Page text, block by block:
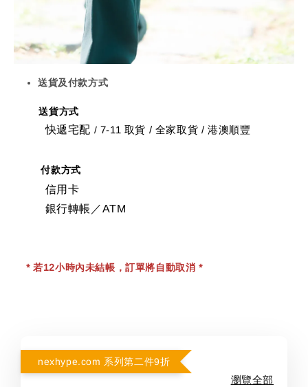
送貨及付款方式
送貨方式
快遞宅配 / 7-11 取貨 / 全家取貨 / 港澳順豐
付款方式
信用卡
銀行轉帳／ATM
* 若12小時內未結帳，訂單將自動取消 *
nexhype.com 系列第二件9折
瀏覽全部